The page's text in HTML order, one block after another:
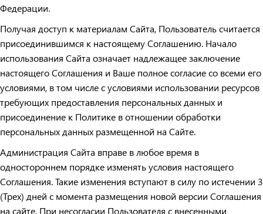
Федерации.
Получая доступ к материалам Сайта, Пользователь считается
присоединившимся к настоящему Соглашению. Начало
использования Сайта означает надлежащее заключение
настоящего Соглашения и Ваше полное согласие со всеми его
условиями, в том числе с условиями использовании ресурсов
требующих предоставления персональных данных и
присоединение к Политике в отношении обработки
персональных данных размещенной на Сайте.
Администрация Сайта вправе в любое время в
одностороннем порядке изменять условия настоящего
Соглашения. Такие изменения вступают в силу по истечении 3
(Трех) дней с момента размещения новой версии Соглашения
на сайте. При несогласии Пользователя с внесенными